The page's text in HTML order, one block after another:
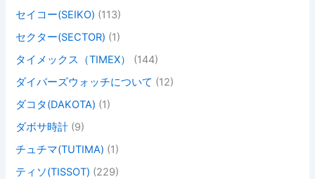
セイコー(SEIKO) (113)
セクター(SECTOR) (1)
タイメックス（TIMEX）
(144)
ダイバーズウォッチについて (12)
ダコタ(DAKOTA) (1)
ダボサ時計 (9)
チュチマ(TUTIMA) (1)
ティソ(TISSOT) (229)